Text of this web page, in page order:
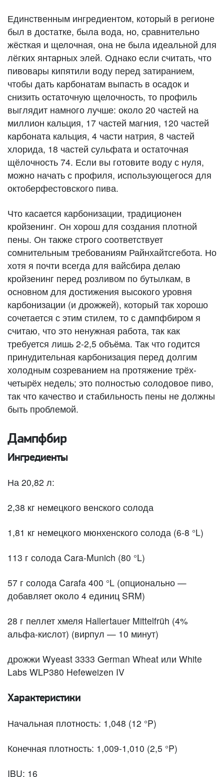
Единственным ингредиентом, который в регионе
был в достатке, была вода, но, сравнительно
жёсткая и щелочная, она не была идеальной для
лёгких янтарных элей. Однако если считать, что
пивовары кипятили воду перед затиранием,
чтобы дать карбонатам выпасть в осадок и
снизить остаточную щелочность, то профиль
выглядит намного лучше: около 20 частей на
миллион кальция, 17 частей магния, 120 частей
карбоната кальция, 4 части натрия, 8 частей
хлорида, 18 частей сульфата и остаточная
щёлочность 74. Если вы готовите воду с нуля,
можно начать с профиля, использующегося для
октоберфестовского пива.
Что касается карбонизации, традиционен
кройзенинг. Он хорош для создания плотной
пены. Он также строго соответствует
сомнительным требованиям Райнхайтсгебота. Но
хотя я почти всегда для вайсбира делаю
кройзенинг перед розливом по бутылкам, в
основном для достижения высокого уровня
карбонизации (и дрожжей), который так хорошо
сочетается с этим стилем, то с дампфбиром я
считаю, что это ненужная работа, так как
требуется лишь 2-2,5 объёма. Так что годится
принудительная карбонизация перед долгим
холодным созреванием на протяжение трёх-
четырёх недель; это полностью солодовое пиво,
так что качество и стабильность пены не должны
быть проблемой.
Дампфбир
Ингредиенты
На 20,82 л:
2,38 кг немецкого венского солода
1,81 кг немецкого мюнхенского солода (6-8 °L)
113 г солода Cara-Munich (80 °L)
57 г солода Carafa 400 °L (опционально —
добавляет около 4 единиц SRM)
28 г пеллет хмеля Hallertauer Mittelfrüh (4%
альфа-кислот) (вирпул — 10 минут)
дрожжи Wyeast 3333 German Wheat или White
Labs WLP380 Hefeweizen IV
Характеристики
Начальная плотность: 1,048 (12 °P)
Конечная плотность: 1,009-1,010 (2,5 °P)
IBU: 16